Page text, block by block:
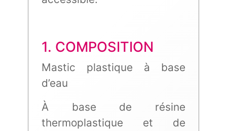
1. COMPOSITION
Mastic plastique à base
d’eau
À base de résine
thermoplastique et de